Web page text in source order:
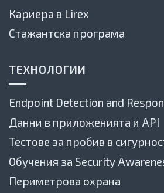
Кариера в Lirex
Стажантска програма
ТЕХНОЛОГИИ
Endpoint Detection and
Данни в приложенията и API
Тестове за пробив в
Обучения за Security
Периметрова охрана